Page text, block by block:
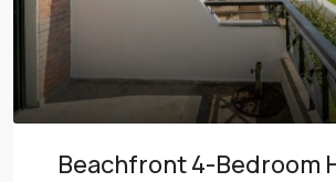
Beachfront 4-Bedroom